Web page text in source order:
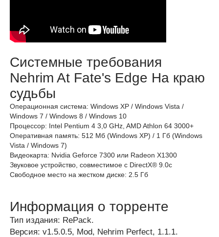
Системные требования
Nehrim At Fate's Edge На краю
судьбы
Операционная система: Windows XP / Windows Vista /
Windows 7 / Windows 8 / Windows 10
Процессор: Intel Pentium 4 3,0 GHz, AMD Athlon 64 3000+
Оперативная память: 512 Мб (Windows XP) / 1 Гб (Windows
Vista / Windows 7)
Видеокарта: Nvidia Geforce 7300 или Radeon Х1300
Звуковое устройство, совместимое с DirectX® 9.0с
Свободное место на жестком диске: 2.5 Гб
Информация о торренте
Тип издания: RePack.
Версия: v1.5.0.5, Mod, Nehrim Perfect, 1.1.1.